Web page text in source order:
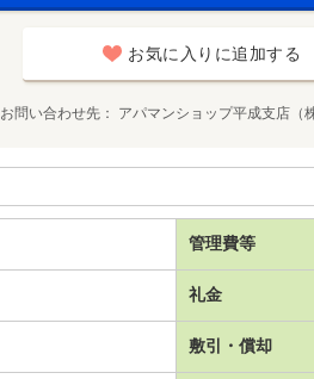
お気に入りに追加する
お問い合わせ先 アパマンショップ平成支店（
管理費等
礼金
敷引・償却